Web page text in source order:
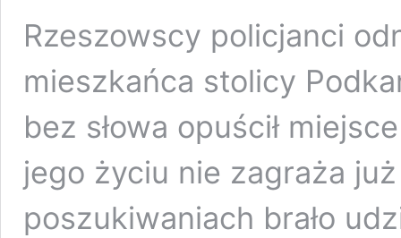
Rzeszowscy policjanci
mieszkańca stolicy
bez słowa opuścił
jego życiu nie zagraża
poszukiwaniach brało